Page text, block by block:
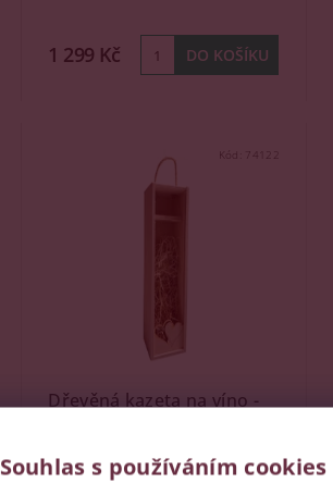
1 299 Kč
Kód: 74122
Dřevěná kazeta na víno -
Souhlas s používáním cookies